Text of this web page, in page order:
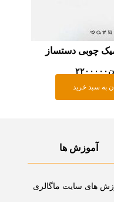
چوبی دستساز
۲۲۰۰۰۰۰
به سبد خرید
آموزش ها
های سایت ماگالری